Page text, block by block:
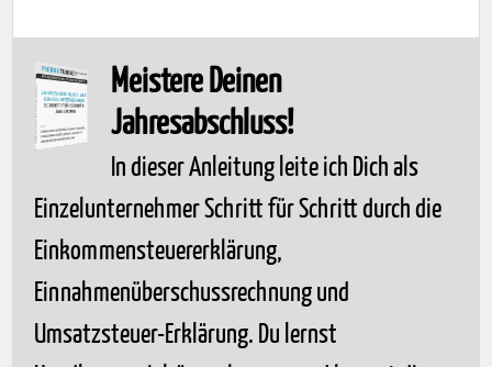
Meistere Deinen
Jahresabschluss!
In dieser Anleitung leite ich Dich als
Einzelunternehmer Schritt für Schritt durch die
Einkommensteuererklärung,
Einnahmenüberschussrechnung und
Umsatzsteuer-Erklärung. Du lernst